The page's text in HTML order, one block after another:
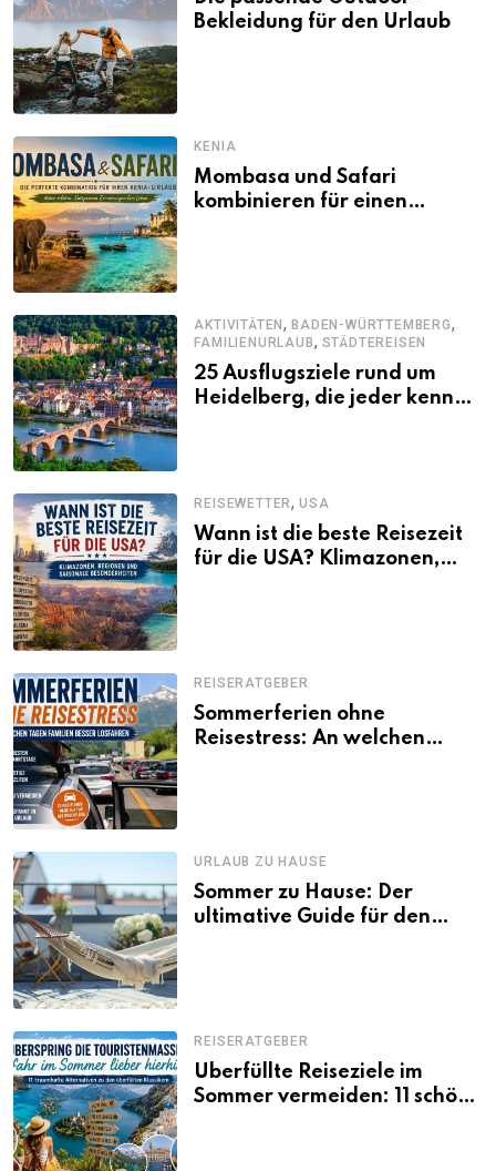
Bekleidung für den Urlaub
KENIA
Mombasa und Safari
kombinieren für einen
AKTIVITÄTEN,BADEN-WÜRTTEMBERG,
FAMILIENURLAUB, STÄDTEREISEN
25 Ausflugsziele rund um
Heidelberg, die jeder kennen
REISEWETTER,USA
Wann ist die beste Reisezeit
für die USA? Klimazonen,
REISERATGEBER
Sommerferien ohne
Reisestress: An welchen
URLAUB ZU HAUSE
Sommer zu Hause: Der
ultimative Guide für den
REISERATGEBER
Überfüllte Reiseziele im
Sommer vermeiden: 11 schöne